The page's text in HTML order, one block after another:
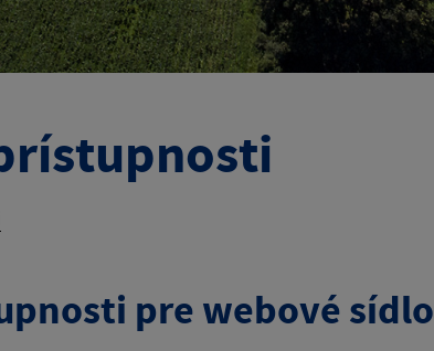
pre webové sídlo